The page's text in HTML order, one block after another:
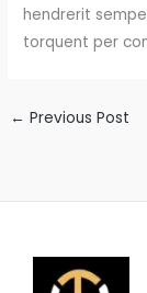
hendrerit
torquent per
← Previous Post